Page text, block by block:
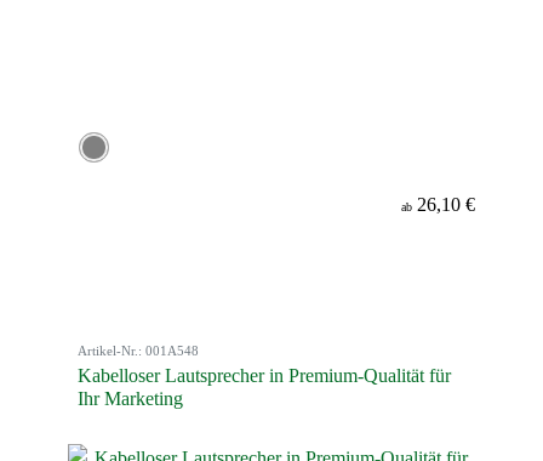
ab 26,10 €
Artikel-Nr.: 001A548
Kabelloser Lautsprecher in Premium-Qualität für
Ihr Marketing